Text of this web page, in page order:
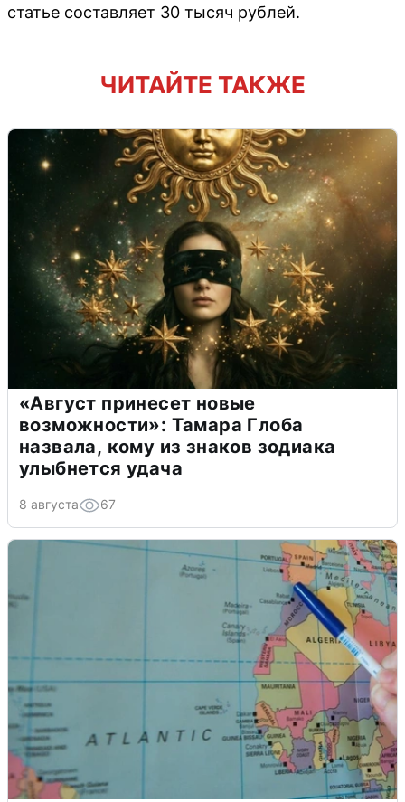
статье составляет 30 тысяч рублей.
ЧИТАЙТЕ ТАКЖЕ
«Август принесет новые
возможности»: Тамара Глоба
назвала, кому из знаков зодиака
улыбнется удача
8 августа 67